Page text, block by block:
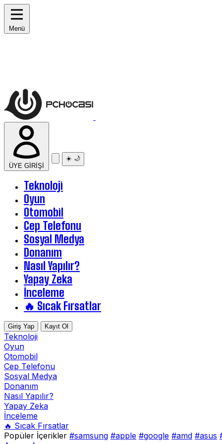
Menü
ÜYE GİRİŞİ
☀️ 🌙
Teknoloji
Oyun
Otomobil
Cep Telefonu
Sosyal Medya
Donanım
Nasıl Yapılır?
Yapay Zeka
İnceleme
🔥 Sıcak Fırsatlar
Giriş Yap Kayıt Ol
Teknoloji
Oyun
Otomobil
Cep Telefonu
Sosyal Medya
Donanım
Nasıl Yapılır?
Yapay Zeka
İnceleme
🔥 Sıcak Fırsatlar
Popüler İçerikler #samsung #apple #google #amd #asus